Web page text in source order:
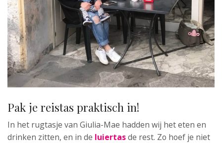
Pak je reistas praktisch in!
In het rugtasje van Giulia-Mae hadden wij het eten en
drinken zitten, en in de luiertasde rest. Zo hoef je niet